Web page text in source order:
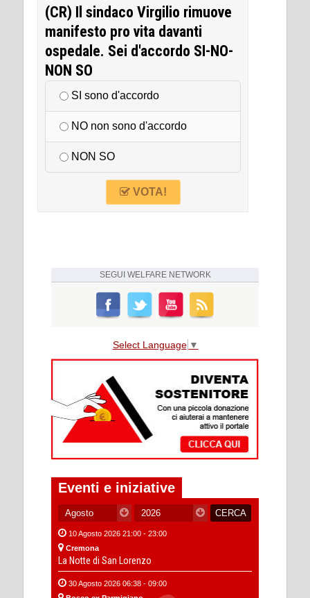
(CR) Il sindaco Virgilio rimuove
manifesto pro vita davanti
ospedale. Sei d'accordo SI-NO-
NON SO
SI sono d'accordo
NO non sono d'accordo
NON SO
VOTA!
SEGUI WELFARE NETWORK
Select Language ▼
Eventi e iniziative
10 Agosto 2026 21:00 - 23:00
Cremona
La Notte di San Lorenzo
30 Agosto 2026 06:38 - 09:00